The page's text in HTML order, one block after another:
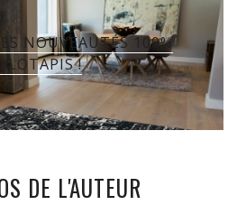
NOUVEAUTÉS 100%
!
DE L'AUTEUR